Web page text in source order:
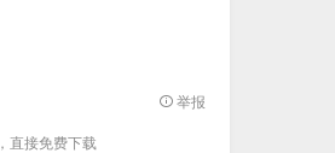
举报
直接免费下载